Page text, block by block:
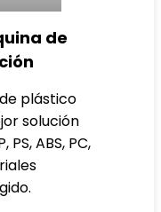
de
plástico
solución
PS, ABS, PC,